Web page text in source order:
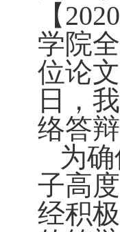
【
学院
位论
日，
络答
为
子高
经积